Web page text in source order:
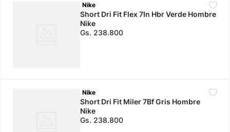
Nike
Short Dri Fit Flex 7In Hbr Verde Hombre
Nike
Gs. 238.800
Nike
Short Dri Fit Miler 7Bf Gris Hombre
Nike
Gs. 238.800